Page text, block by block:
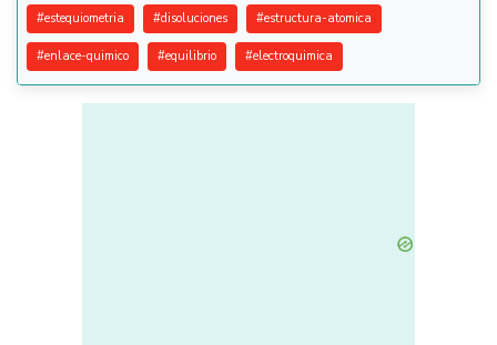
#estequiometria #disoluciones #estructura-atomica
#enlace-quimico #equilibrio #electroquimica